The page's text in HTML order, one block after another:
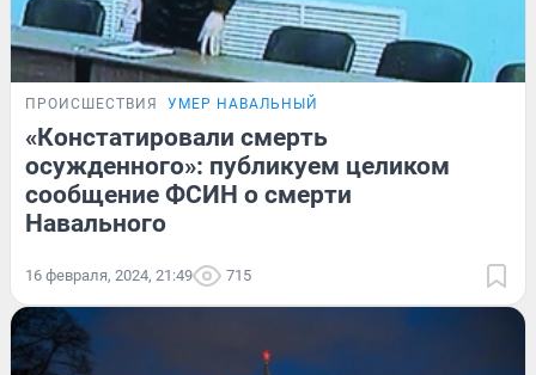
ПРОИСШЕСТВИЯ УМЕР НАВАЛЬНЫЙ
«Констатировали смерть
осужденного»: публикуем целиком
сообщение ФСИН о смерти
Навального
16 февраля, 2024, 21:49 715